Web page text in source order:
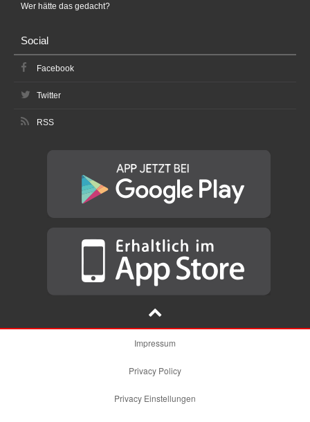
Wer hätte das gedacht?
Social
Facebook
Twitter
RSS
Impressum
Privacy Policy
Privacy Einstellungen